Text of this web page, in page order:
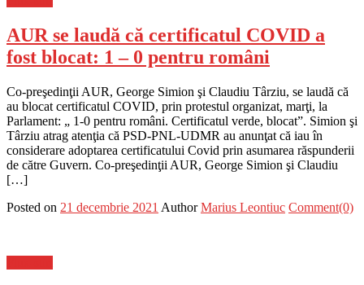
AUR se laudă că certificatul COVID a
fost blocat: 1 – 0 pentru români
Co-preşedinţii AUR, George Simion şi Claudiu Târziu, se laudă că
au blocat certificatul COVID, prin protestul organizat, marţi, la
Parlament: „ 1-0 pentru români. Certificatul verde, blocat”. Simion şi
Târziu atrag atenţia că PSD-PNL-UDMR au anunţat că iau în
considerare adoptarea certificatului Covid prin asumarea răspunderii
de către Guvern. Co-preşedinţii AUR, George Simion şi Claudiu
[…]
Posted on 21 decembrie 2021 Author Marius Leontiuc Comment(0)